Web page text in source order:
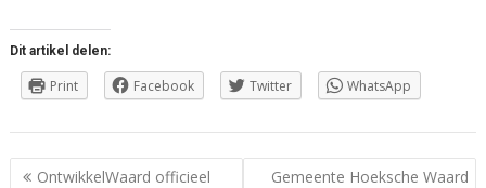
Dit artikel delen:
Print Facebook Twitter WhatsApp
Berichtnavigatie
OntwikkelWaard officieel
Gemeente Hoeksche Waard